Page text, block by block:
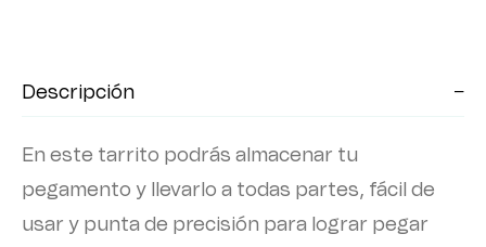
Descripción
En este tarrito podrás almacenar tu
pegamento y llevarlo a todas partes, fácil de
usar y punta de precisión para lograr pegar